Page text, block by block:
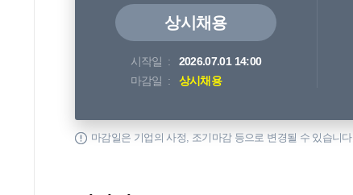
상시채용
시작일
2026.07.01 14:00
마감일
상시채용
마감일은 기업의 사정, 조기마감 등으로 변경될 수 있습니